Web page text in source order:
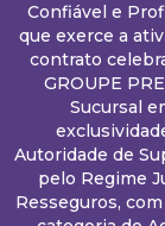
Confiável e
que exerce a
contrato
GROUPE
Sucursal
Autoridade de
pelo Regime
Resseguros,